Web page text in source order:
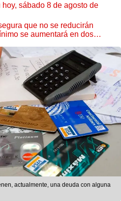
sábado 8 de agosto de
que no se reducirán
se aumentará en dos
actualmente, una deuda con alguna